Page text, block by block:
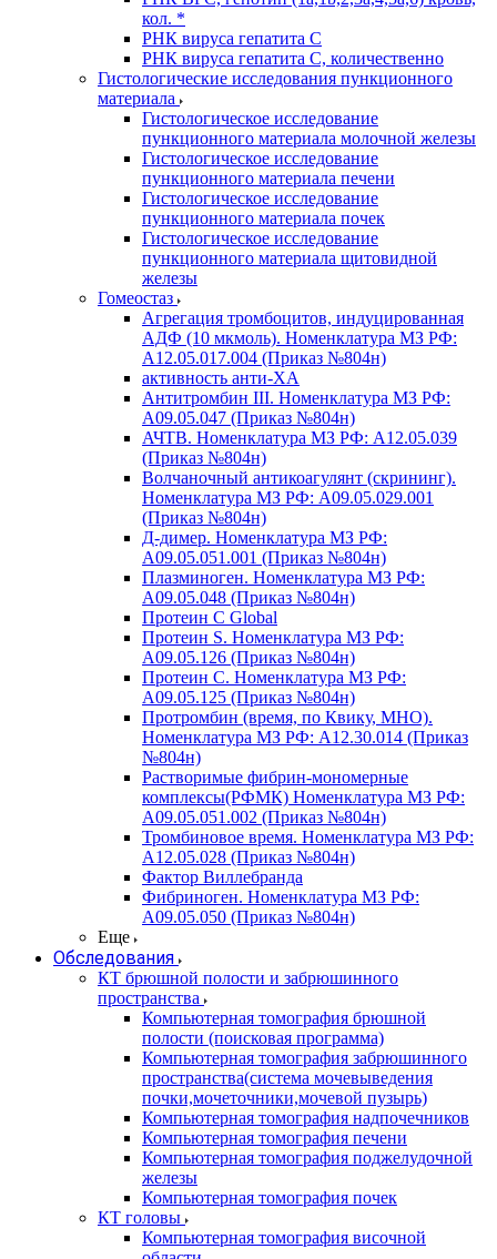
кол. *
РНК вируса гепатита C
РНК вируса гепатита C, количественно
Гистологические исследования пункционного
материала
Гистологическое исследование
пункционного материала молочной железы
Гистологическое исследование
пункционного материала печени
Гистологическое исследование
пункционного материала почек
Гистологическое исследование
пункционного материала щитовидной
железы
Гомеостаз
Агрегация тромбоцитов, индуцированная
АДФ (10 мкмоль). Номенклатура МЗ РФ:
A12.05.017.004 (Приказ №804н)
активность анти-ХА
Антитромбин III. Номенклатура МЗ РФ:
A09.05.047 (Приказ №804н)
АЧТВ. Номенклатура МЗ РФ: A12.05.039
(Приказ №804н)
Волчаночный антикоагулянт (скрининг).
Номенклатура МЗ РФ: A09.05.029.001
(Приказ №804н)
Д-димер. Номенклатура МЗ РФ:
A09.05.051.001 (Приказ №804н)
Плазминоген. Номенклатура МЗ РФ:
A09.05.048 (Приказ №804н)
Протеин C Global
Протеин S. Номенклатура МЗ РФ:
A09.05.126 (Приказ №804н)
Протеин С. Номенклатура МЗ РФ:
A09.05.125 (Приказ №804н)
Протромбин (время, по Квику, МНО).
Номенклатура МЗ РФ: A12.30.014 (Приказ
№804н)
Растворимые фибрин-мономерные
комплексы(РФМК) Номенклатура МЗ РФ:
A09.05.051.002 (Приказ №804н)
Тромбиновое время. Номенклатура МЗ РФ:
A12.05.028 (Приказ №804н)
Фактор Виллебранда
Фибриноген. Номенклатура МЗ РФ:
A09.05.050 (Приказ №804н)
Еще
Обследования
КТ брюшной полости и забрюшинного
пространства
Компьютерная томография брюшной
полости (поисковая программа)
Компьютерная томография забрюшинного
пространства(система мочевыведения
почки,мочеточники,мочевой пузырь)
Компьютерная томография надпочечников
Компьютерная томография печени
Компьютерная томография поджелудочной
железы
Компьютерная томография почек
КТ головы
Компьютерная томография височной